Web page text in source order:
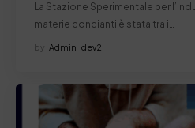
La Stazione Sperimentale per
materie concianti è stata tra i…
by Admin_dev2